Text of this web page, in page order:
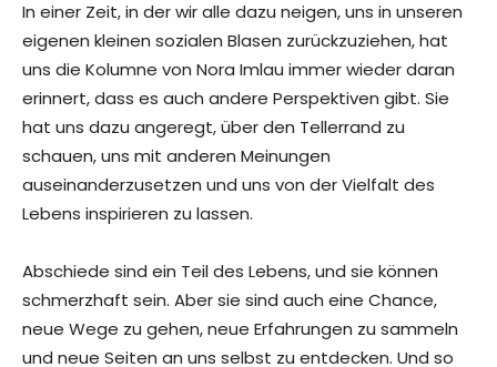
In einer Zeit, in der wir alle dazu neigen, uns in unseren
eigenen kleinen sozialen Blasen zurückzuziehen, hat
uns die Kolumne von Nora Imlau immer wieder daran
erinnert, dass es auch andere Perspektiven gibt. Sie
hat uns dazu angeregt, über den Tellerrand zu
schauen, uns mit anderen Meinungen
auseinanderzusetzen und uns von der Vielfalt des
Lebens inspirieren zu lassen.
Abschiede sind ein Teil des Lebens, und sie können
schmerzhaft sein. Aber sie sind auch eine Chance,
neue Wege zu gehen, neue Erfahrungen zu sammeln
und neue Seiten an uns selbst zu entdecken. Und so